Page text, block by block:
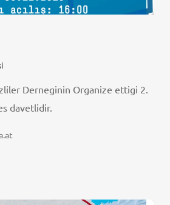
Derneginin Organize ettigi 2.
davetlidir.